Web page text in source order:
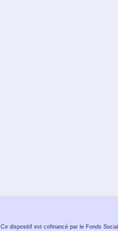
Ce dispositif est cofinancé par le Fonds Social